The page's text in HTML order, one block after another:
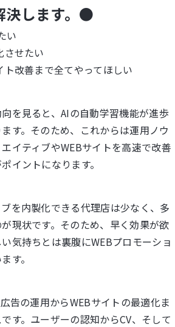
します。 ●
い
させたい
ト改善まで全てやってほしい
を見ると、AIの自動学習機能が進歩
す。そのため、これからは運用ノウ
イティブやWEBサイトを高速で改善
イントになります。
を内製化できる代理店は少なく、多
現状です。そのため、早く効果が欲
気持ちとは裏腹にWEBプロモーショ
す。
告の運用からWEBサイトの最適化ま
す。ユーザーの認知からCV、そして